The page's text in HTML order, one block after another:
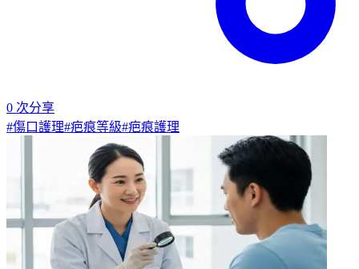
0 次分享
#傷口護理#疤痕等級#疤痕護理